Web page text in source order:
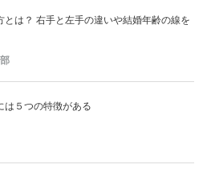
とは？ 右手と左手の違いや結婚年齢の線を
は５つの特徴がある